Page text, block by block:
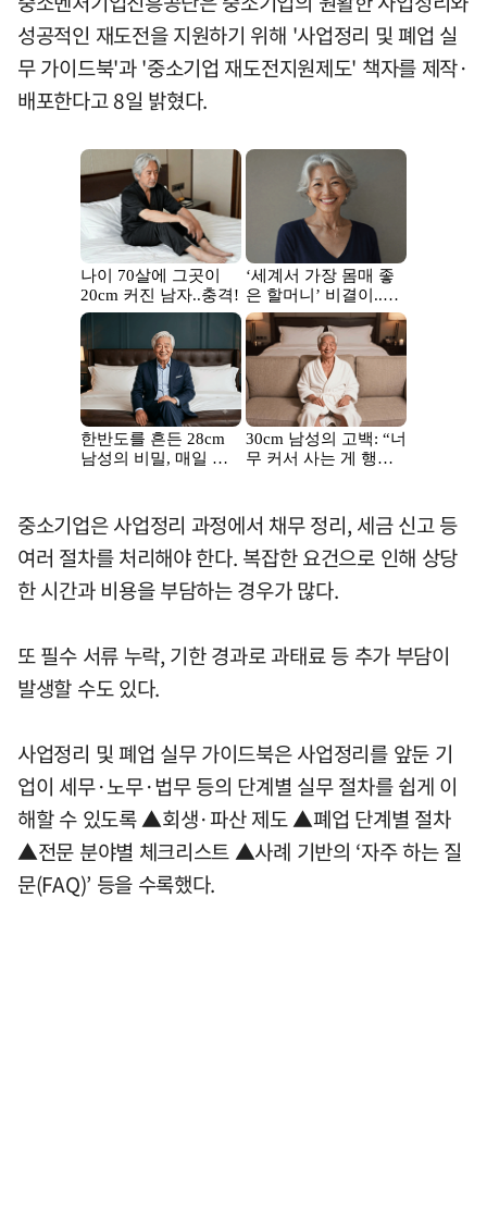
성공적인 재도전을 지원하기 위해 '사업정리 및 폐업 실
무 가이드북'과 '중소기업 재도전지원제도' 책자를 제작·
배포한다고 8일 밝혔다.
중소기업은 사업정리 과정에서 채무 정리, 세금 신고 등
여러 절차를 처리해야 한다. 복잡한 요건으로 인해 상당
한 시간과 비용을 부담하는 경우가 많다.
또 필수 서류 누락, 기한 경과로 과태료 등 추가 부담이
발생할 수도 있다.
사업정리 및 폐업 실무 가이드북은 사업정리를 앞둔 기
업이 세무·노무·법무 등의 단계별 실무 절차를 쉽게 이
해할 수 있도록 ▲회생·파산 제도 ▲폐업 단계별 절차
▲전문 분야별 체크리스트 ▲사례 기반의 ‘자주 하는 질
문(FAQ)’ 등을 수록했다.